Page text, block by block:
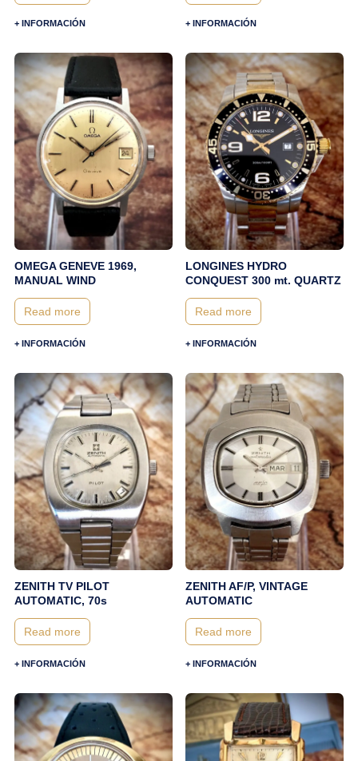
+ INFORMACIÓN + INFORMACIÓN
OMEGA GENEVE 1969,
MANUAL WIND
Read more
+ INFORMACIÓN
LONGINES HYDRO
CONQUEST 300 mt. QUARTZ
Read more
+ INFORMACIÓN
ZENITH TV PILOT
AUTOMATIC, 70s
Read more
+ INFORMACIÓN
ZENITH AF/P, VINTAGE
AUTOMATIC
Read more
+ INFORMACIÓN